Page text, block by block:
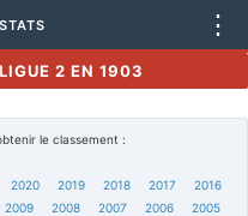
⋮
2 EN 1903
le classement :
2020 2019 2018 2017
2016
2009 2008 2007 2006
2005